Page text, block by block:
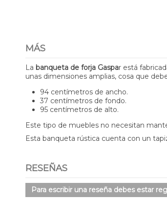
MÁS
La banqueta de forja Gaspar está
unas dimensiones amplias, cosa que
94 centímetros de ancho.
37 centímetros de fondo.
95 centímetros de alto.
Este tipo de muebles no necesitan
Esta banqueta rústica cuenta con un
RESEÑAS
Para escribir una reseña debes estar